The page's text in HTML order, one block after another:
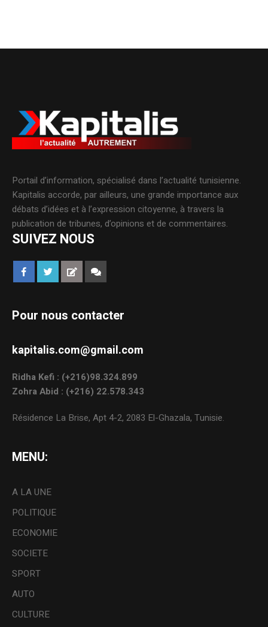
Portail d’information, spécialisé dans l’actualité tunisienne.
Kapitalis accorde, par ailleurs, une grande importance aux
débats d’idées et à l’expression citoyenne, à travers la
publication de tribunes, d’opinions et de commentaires.
SUIVEZ NOUS
Pour nous contacter
kapitalis.com@gmail.com
Ridha Kefi : (+216)98.324.899
Zohra Abid : (+216) 22.578.343
Résidence La Brise, Apt 4-2, 2083 El-Ghazala, Tunisie.
MENU:
A LA UNE
POLITIQUE
ECONOMIE
SOCIETE
SPORT
AUTO
CULTURE